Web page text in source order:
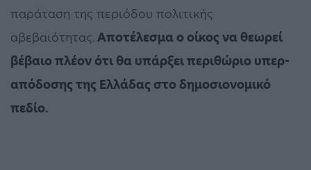
παράταση της περιόδου πολιτικής
αβεβαιότητας.Αποτέλεσμα ο οίκος να θεωρεί
βέβαιο πλέον ότι θα υπάρξει περιθώριο υπερ-
απόδοσης της Ελλάδας στο δημοσιονομικό
πεδίο.